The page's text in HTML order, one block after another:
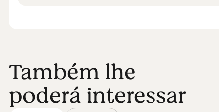
Também lhe
poderá interessar